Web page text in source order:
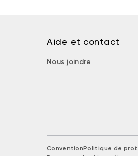
Aide et contact
Nous joindre
ConventionPolitique de